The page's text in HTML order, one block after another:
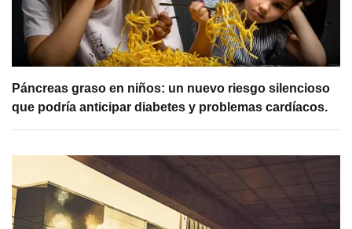
Páncreas graso en niños: un nuevo riesgo silencioso
que podría anticipar diabetes y problemas cardíacos.